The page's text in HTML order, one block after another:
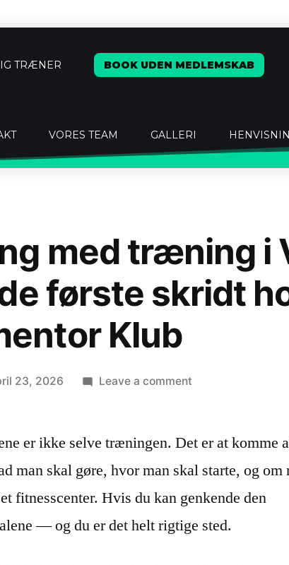
TRÆNER BOOK UDEN MEDLEMSKAB
VORES TEAM GALLERI
med træning i
første skridt
Klub
23, 2026 Leave a comment
er ikke selve træningen. Det er at komme
man skal gøre, hvor man skal starte, og om
fitnesscenter. Hvis du kan genkende den
— og du er det helt rigtige sted.